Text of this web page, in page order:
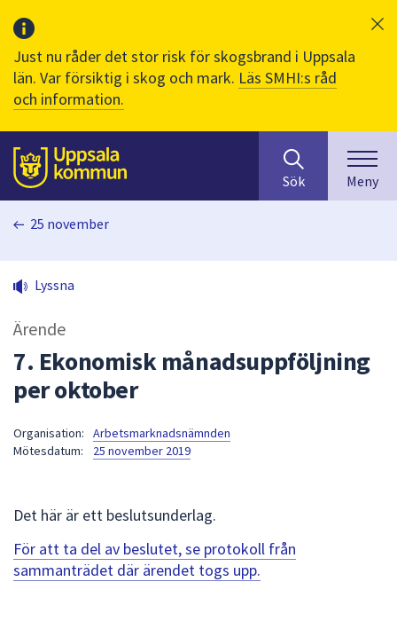
Just nu råder det stor risk för skogsbrand i Uppsala
län. Var försiktig i skog och mark. Läs SMHI:s råd
och information.
Till sidans
huvudinnehåll
efter
innehåll
på
sökfältet
kommer
för
att
navigera
Sök Meny
25 november
Lyssna
Ärende
7. Ekonomisk månadsuppföljning
per oktober
Organisation:
Arbetsmarknadsnämnden
Mötesdatum:
25 november 2019
Det här är ett beslutsunderlag.
För att ta del av beslutet, se protokoll från
sammanträdet där ärendet togs upp.